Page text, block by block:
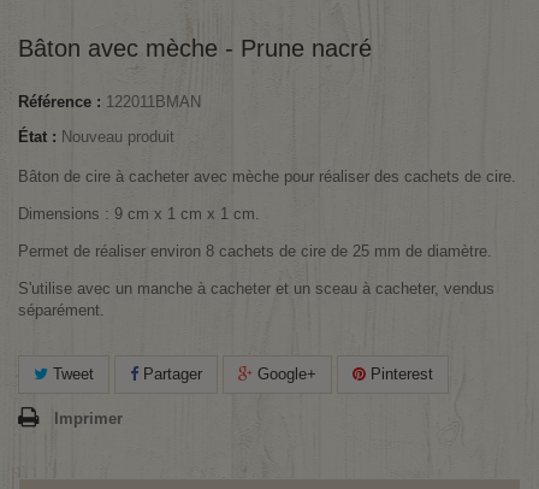
Bâton avec mèche - Prune nacré
Référence : 122011BMAN
État : Nouveau produit
Bâton de cire à cacheter avec mèche pour réaliser des cachets de cire.
Dimensions : 9 cm x 1 cm x 1 cm.
Permet de réaliser environ 8 cachets de cire de 25 mm de diamètre.
S'utilise avec un manche à cacheter et un sceau à cacheter, vendus
séparément.
Tweet Partager Google+ Pinterest
Imprimer